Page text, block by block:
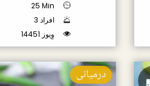
25 Min
3 افراد
14451 وِیوز
درمیانی